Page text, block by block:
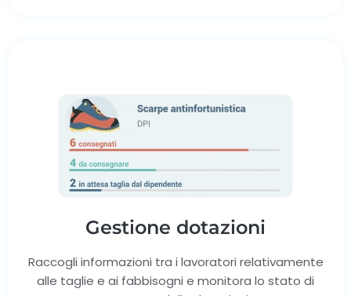
Gestione dotazioni
Raccogli informazioni tra i lavoratori relativamente
alle taglie e ai fabbisogni e monitora lo stato di